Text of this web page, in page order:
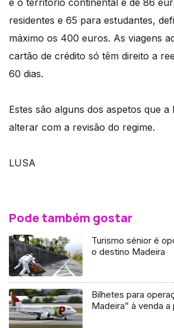
e o território continental é de 86
residentes e 65 para estudantes,
máximo os 400 euros. As viagens
cartão de crédito só têm direito a
60 dias.
Estes são alguns dos aspetos que a
alterar com a revisão do regime.
LUSA
Pode também gostar
Turismo sénior é
o destino Madeira
Bilhetes para
Madeira” à venda